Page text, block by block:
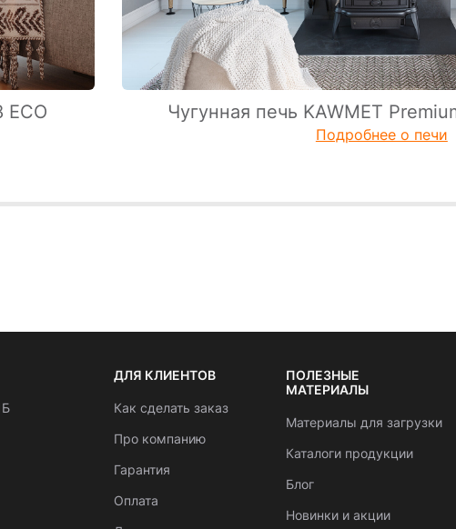
ECO Чугунная печь KAWMET
Подробнее о печи
ДЛЯ КЛИЕНТОВ
Как сделать заказ
Про компанию
Гарантия
Оплата
ПОЛЕЗНЫЕ
МАТЕРИАЛЫ
Материалы для загрузки
Каталоги продукции
Блог
Новинки и акции